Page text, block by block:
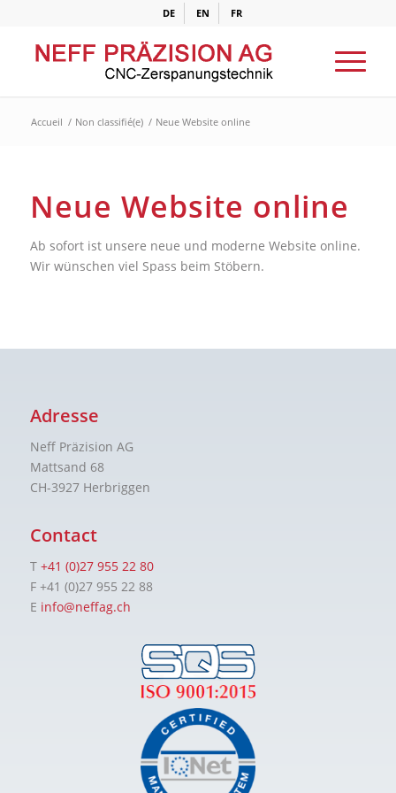
DE EN FR
Accueil / Non classifié(e) / Neue Website online
Neue Website online
Ab sofort ist unsere neue und moderne Website online.
Wir wünschen viel Spass beim Stöbern.
Adresse
Neff Präzision AG
Mattsand 68
CH-3927 Herbriggen
Contact
T +41 (0)27 955 22 80
F +41 (0)27 955 22 88
E info@neffag.ch